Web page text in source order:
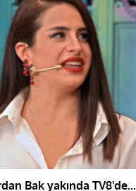
Bak yakında TV8'de...